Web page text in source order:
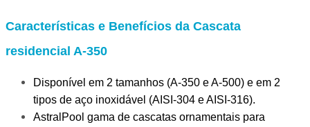
Características e Benefícios da Cascata
residencial A-350
Disponível em 2 tamanhos (A-350 e A-500) e em 2
tipos de aço inoxidável (AISI-304 e AISI-316).
AstralPool gama de cascatas ornamentais para